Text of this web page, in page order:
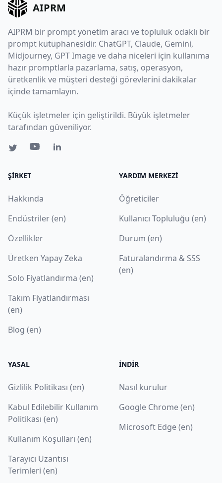
AIPRM
AIPRM bir prompt yönetim aracı ve topluluk odaklı bir
prompt kütüphanesidir. ChatGPT, Claude, Gemini,
Midjourney, GPT Image ve daha niceleri için kullanıma
hazır promptlarla pazarlama, satış, operasyon,
üretkenlik ve müşteri desteği görevlerini dakikalar
içinde tamamlayın.
Küçük işletmeler için geliştirildi. Büyük işletmeler
tarafından güveniliyor.
ŞIRKET
Hakkında
Endüstriler (en)
Özellikler
Üretken Yapay Zeka
Solo Fiyatlandırma (en)
Takım Fiyatlandırması
(en)
Blog (en)
YARDIM MERKEZI
Öğreticiler
Kullanıcı Topluluğu (en)
Durum (en)
Faturalandırma & SSS
(en)
YASAL
Gizlilik Politikası (en)
Kabul Edilebilir Kullanım
Politikası (en)
Kullanım Koşulları (en)
Tarayıcı Uzantısı
Terimleri (en)
İNDIR
Nasıl kurulur
Google Chrome (en)
Microsoft Edge (en)